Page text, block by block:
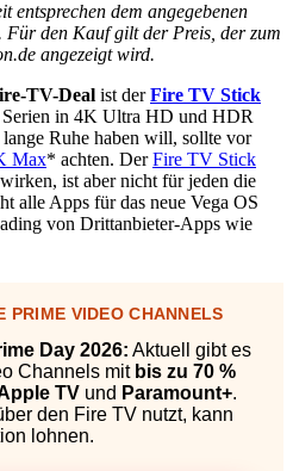
entsprechen dem angegebenen
Für den Kauf gilt der Preis, der zum
angezeigt wird.
TV-Deal ist derFire TV Stick
in 4K Ultra HD und HDR
Ruhe haben will, sollte vor
Max* achten. DerFire TV Stick
ist aber nicht für jeden die
alle Apps für das neue Vega OS
von Drittanbieter-Apps wie
PRIME VIDEO CHANNELS
Day 2026: Aktuell gibt es
Channels mit bis zu 70 %
TV und Paramount+.
den Fire TV nutzt, kann
lohnen.